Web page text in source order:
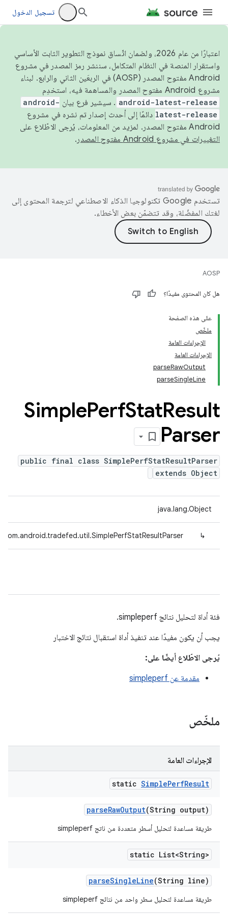
تسجيل الدخول
اعتبارًا من عام 2026، ولضمان اتّساق نموذج التطوير الثابت الأساسي
واستقرار المنصة في النظام المتكامل، سننشر رمز المصدر في مشروع
Android مفتوح المصدر (AOSP) في الربعَين الثاني والرابع. لبناء
مشروع Android مفتوح المصدر والمساهمة فيه، استخدِم
android-latest-release . سيشير فرع بيان android-
latest-release دائمًا إلى أحدث إصدار تم نشره في مشروع
Android مفتوح المصدر. لمزيد من المعلومات، يُرجى الاطّلاع على
التغييرات في مشروع Android مفتوح المصدر
.
تستخدم Google تكنولوجيا الذكاء الاصطناعي لترجمة المحتوى إلى
لغتك المفضّلة، وقد تتضمّن بعض الأخطاء.
AOSP
هل كان المحتوى مفيدًا؟
على هذه الصفحة
ملخّص
الإجراءات العامة
الإجراءات العامة
parseRawOutput
parseSingleLine
SimplePerfStatResult
Parser
public final class SimplePerfStatResultParser
extends Object
java.lang.Object
↳
com.android.tradefed.util.SimplePerfStatResultParser
فئة أداة لتحليل نتائج simpleperf.
يجب أن يكون مفيدًا عند تنفيذ أداة استقبال نتائج الاختبار
يُرجى الاطّلاع أيضًا على:
مقدمة عن simpleperf
ملخّص
الإجراءات العامة
static SimplePerfResult
parseRawOutput(String output)
طريقة مساعدة لتحليل أسطر متعددة من ناتج simpleperf
static List<String>
parseSingleLine(String line)
طريقة مساعدة لتحليل سطر واحد من نتائج simpleperf